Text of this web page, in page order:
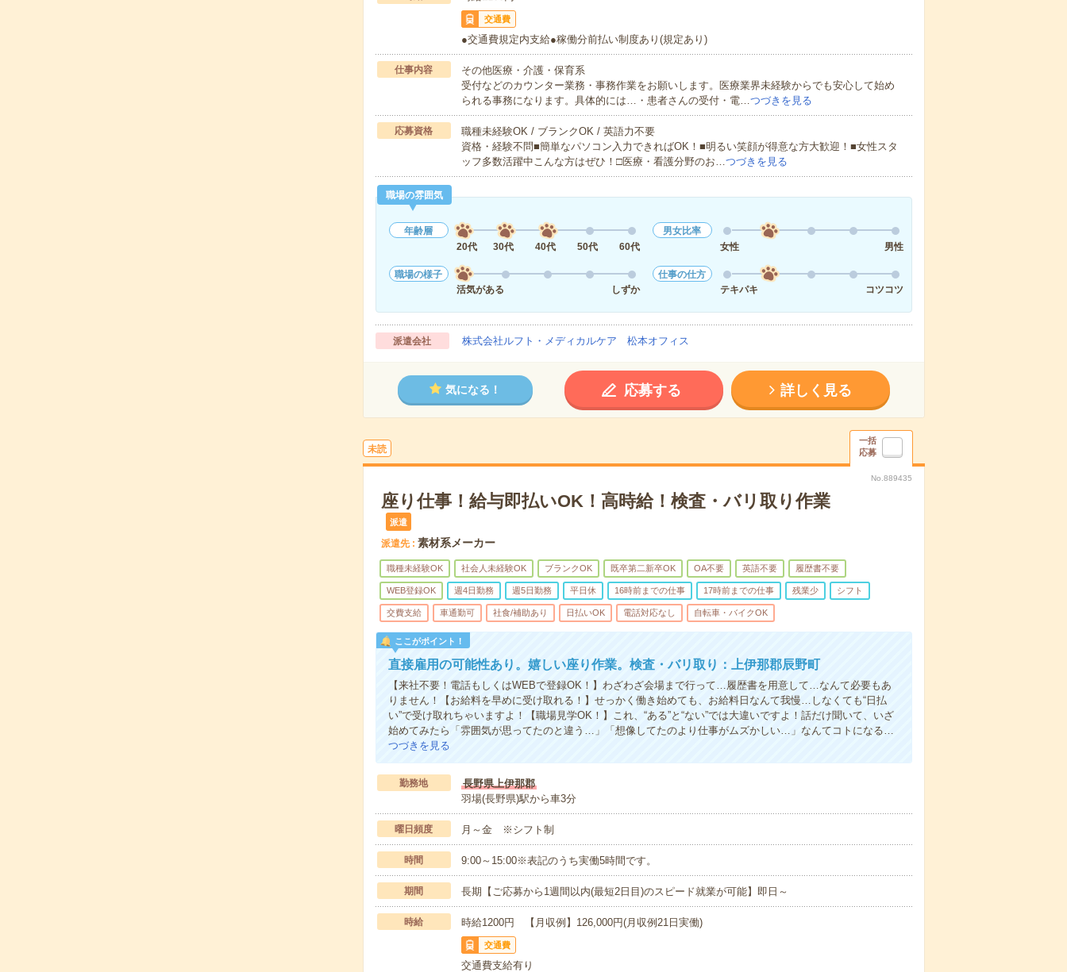
交通費
●交通費規定内支給●稼働分前払い制度あり(規定あり)
仕事内容
その他医療・介護・保育系
受付などのカウンター業務・事務作業をお願いします。医療業界未経験からでも安心して始め
られる事務になります。具体的には…・患者さんの受付・電…つづきを見る
応募資格
職種未経験OK / ブランクOK / 英語力不要
資格・経験不問■簡単なパソコン入力できればOK！■明るい笑顔が得意な方大歓迎！■女性スタ
ッフ多数活躍中こんな方はぜひ！□医療・看護分野のお…つづきを見る
職場の雰囲気
年齢層
20代
30代 40代 50代 60代
男女比率
女性
男性
職場の様子
活気がある
しずか
仕事の仕方
テキパキ
コツコツ
派遣会社 株式会社ルフト・メディカルケア 松本オフィス
気になる！ 応募する 詳しく見る
未読
一括
応募
No.889435
座り仕事！給与即払いOK！高時給！検査・バリ取り作業
派遣
派遣先 素材系メーカー
職種未経験OK 社会人未経験OK ブランクOK 既卒第二新卒OK OA不要 英語不要 履歴書不要
WEB登録OK 週4日勤務 週5日勤務 平日休 16時前までの仕事 17時前までの仕事 残業少 シフト
交費支給 車通勤可 社食/補助あり 日払いOK 電話対応なし 自転車・バイクOK
ここがポイント！
直接雇用の可能性あり。嬉しい座り作業。検査・バリ取り：上伊那郡辰野町
【来社不要！電話もしくはWEBで登録OK！】わざわざ会場まで行って…履歴書を用意して…なんて必要もあ
りません！【お給料を早めに受け取れる！】せっかく働き始めても、お給料日なんて我慢…しなくても“日払
い”で受け取れちゃいますよ！【職場見学OK！】これ、“ある”と“ない”では大違いですよ！話だけ聞いて、いざ
始めてみたら「雰囲気が思ってたのと違う…」「想像してたのより仕事がムズかしい…」なんてコトになる…
つづきを見る
勤務地
長野県上伊那郡
羽場(長野県)駅から車3分
曜日頻度 月～金 ※シフト制
時間 9:00～15:00※表記のうち実働5時間です。
期間 長期【ご応募から1週間以内(最短2日目)のスピード就業が可能】即日～
時給 時給1200円 【月収例】126,000円(月収例21日実働)
交通費
交通費支給有り